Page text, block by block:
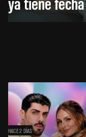
HACE 2 DÍAS